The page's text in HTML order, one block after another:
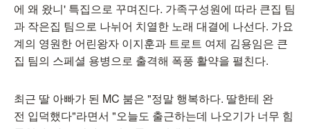
에 왜 왔니' 특집으로 꾸며진다. 가족구성원에 따라 큰집 팀
과 작은집 팀으로 나뉘어 치열한 노래 대결에 나선다. 가요
계의 영원한 어린왕자 이지훈과 트로트 여제 김용임은 큰
집 팀의 스페셜 용병으로 출격해 폭풍 활약을 펼친다.
최근 딸 아빠가 된 MC 붐은 "정말 행복하다. 딸한테 완
전 입덕했다"라면서 "오늘도 출근하는데 나오기가 너무 힘